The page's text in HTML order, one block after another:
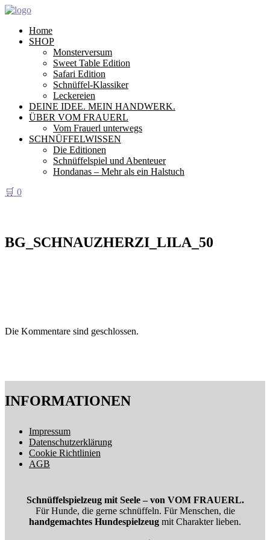
Home
SHOP
Monsterversum
Sweet Table Edition
Safari Edition
Schnüffel-Klassiker
Leckereien
DEINE IDEE. MEIN HANDWERK.
ÜBER VOM FRAUERL
Vom Frauerl unterwegs
SCHNÜFFELWISSEN
Die Editionen
Schnüffelspiel und Abenteuer
Hondanas – Mehr als ein Halstuch
🛒 0
BG_SCHNAUZHERZI_LILA_50
Die Kommentare sind geschlossen.
INFORMATIONEN
Impressum
Datenschutzerklärung
Cookie Richtlinien
AGB
Schnüffelspielzeug mit Seele – von VOM FRAUERL.
Für Hunde, die gerne schnüffeln. Für Menschen, die
handgemachtes Hundespielzeug mit Charakter lieben.